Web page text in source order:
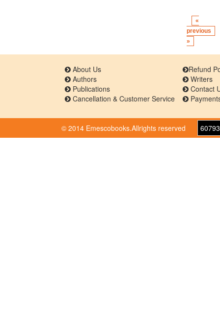
«
previous
»
About Us
Authors
Publications
Cancellation & Customer Service
Refund
Writers
Contact
© 2014 Emescobooks.Allrights reserved
60793